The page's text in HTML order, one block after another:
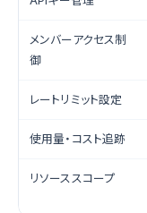
メンバーアクセス制
御
レートリミット設定
使用量・コスト追跡
リソーススコープ